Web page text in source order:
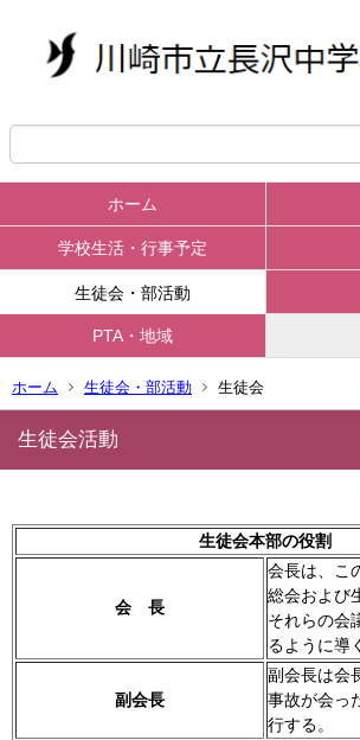
ホーム
学校生活・行事予定
生徒会・部活動
PTA・地域
ホーム 生徒会・部活動 生徒会
生徒会活動
生徒会本部の役割
会 長
会長は、こ
総会および
それらの会
るように導
副会長
副会長は会
事故が会っ
行する。